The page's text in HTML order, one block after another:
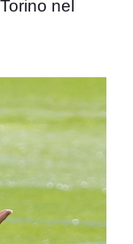
nel